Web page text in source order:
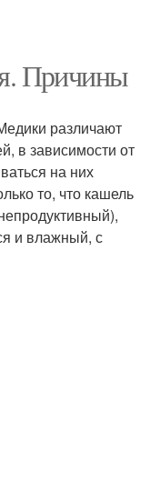
Причины
различают
в зависимости от
на них
то, что кашель
и влажный, с